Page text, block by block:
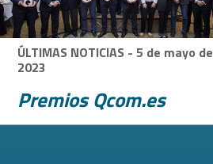
ÚLTIMAS NOTICIAS - 5 de mayo de
2023
Premios Qcom.es